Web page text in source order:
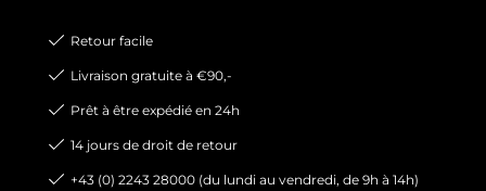
Retour facile
Livraison gratuite à €90,-
Prêt à être expédié en 24h
14 jours de droit de retour
+43 (0) 2243 28000 (du lundi au vendredi, de 9h à 14h)